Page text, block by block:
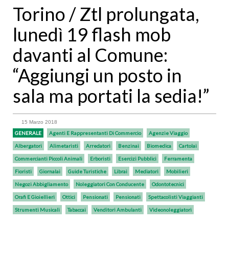
Torino / Ztl prolungata,
lunedì 19 flash mob
davanti al Comune:
“Aggiungi un posto in
sala ma portati la sedia!”
15 Marzo 2018
GENERALE Agenti E Rappresentanti Di Commercio Agenzie Viaggio
Albergatori Alimetaristi Arredatori Benzinai Biomedica Cartolai
Commercianti Piccoli Animali Erboristi Esercizi Pubblici Ferramenta
Fioristi Giornalai Guide Turistiche Librai Mediatori Mobilieri
Negozi Abbigliamento Noleggiatori Con Conducente Odontotecnici
Orafi E Gioiellieri Ottici Pensionati Pensionati Spettacolisti Viaggianti
Strumenti Musicali Tabaccai Venditori Ambulanti Videonoleggiatori